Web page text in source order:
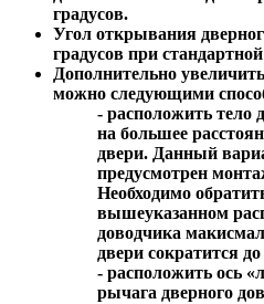
градусов.
Угол открывания
градусов при
Дополнительно
можно следующими
- расположить тело
на большее
двери. Данный
предусмотрен
Необходимо
вышеуказанном
доводчика
двери сократится
- расположить ось
рычага дверного